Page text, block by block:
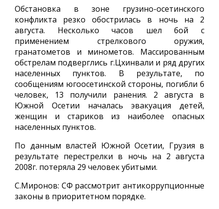
Обстановка в зоне грузино-осетинского
конфликта резко обострилась в ночь на 2
августа. Несколько часов шел бой с
применением стрелкового оружия,
гранатометов и минометов. Массированным
обстрелам подверглись г.Цхинвали и ряд других
населенных пунктов. В результате, по
сообщениям югоосетинской стороны, погибли 6
человек, 13 получили ранения. 2 августа в
Южной Осетии началась эвакуация детей,
женщин и стариков из наиболее опасных
населенных пунктов.
По данным властей Южной Осетии, Грузия в
результате перестрелки в ночь на 2 августа
2008г. потеряла 29 человек убитыми.
С.Миронов: СФ рассмотрит антикоррупционные
законы в приоритетном порядке.